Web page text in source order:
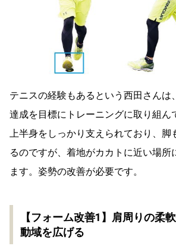
テニスの経験もあるという西田さんは
達成を目標にトレーニングに取り組ん
上半身をしっかり支えられており、脚
るのですが、着地がカカトに近い場所
ます。姿勢の改善が必要です。
【フォーム改善1】肩周りの柔
動域を広げる